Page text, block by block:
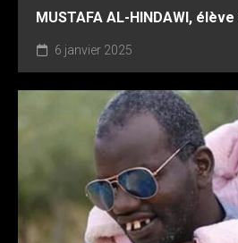
MUSTAFA AL-HINDAWI,
6 janvier 2025